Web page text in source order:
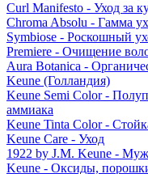
Curl Manifesto - Уход за
Chroma Absolu - Гамма
Symbiose - Роскошный
Premiere - Очищение
Aura Botanica -
Keune (Голландия)
Keune Semi Color -
аммиака
Keune Tinta Color -
Keune Care - Уход
1922 by J.M. Keune -
Keune - Оксиды,